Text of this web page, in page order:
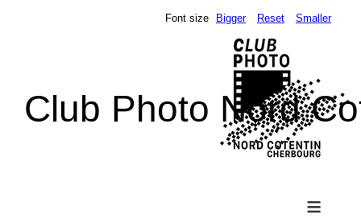
Club Photo Nord
Font size Bigger Reset Smaller
≡